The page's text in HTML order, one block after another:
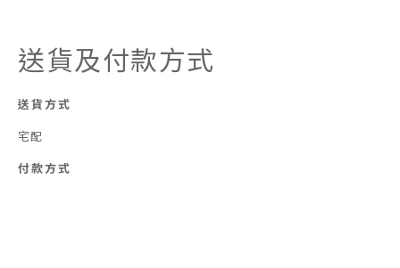
送貨及付款方式
送貨方式
宅配
付款方式